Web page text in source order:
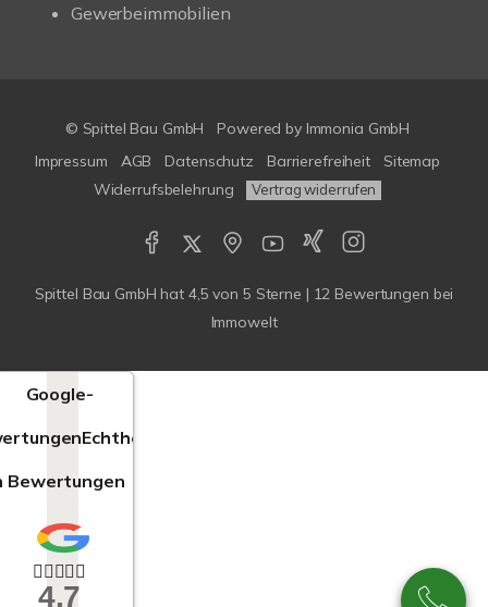
Gewerbeimmobilien
© Spittel Bau GmbH Powered by Immonia GmbH
Impressum
AGB Datenschutz Barrierefreiheit
Sitemap
Widerrufsbelehrung
Vertrag widerrufen
Spittel Bau GmbH hat 4,5 von 5 Sterne | 12 Bewertungen bei
Immowelt
Google-
Echtheit
Bewertungen
4,7